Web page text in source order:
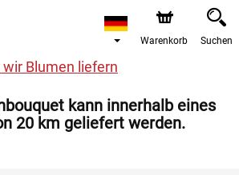
Warenkorb Suchen
wir Blumen liefern
kann innerhalb eines
20 km geliefert werden.